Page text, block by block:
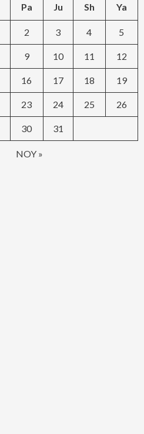
Pa Ju Sh Ya
NOY »
2 3 4 5
9 10 11 12
16 17 18 19
23 24 25 26
30 31